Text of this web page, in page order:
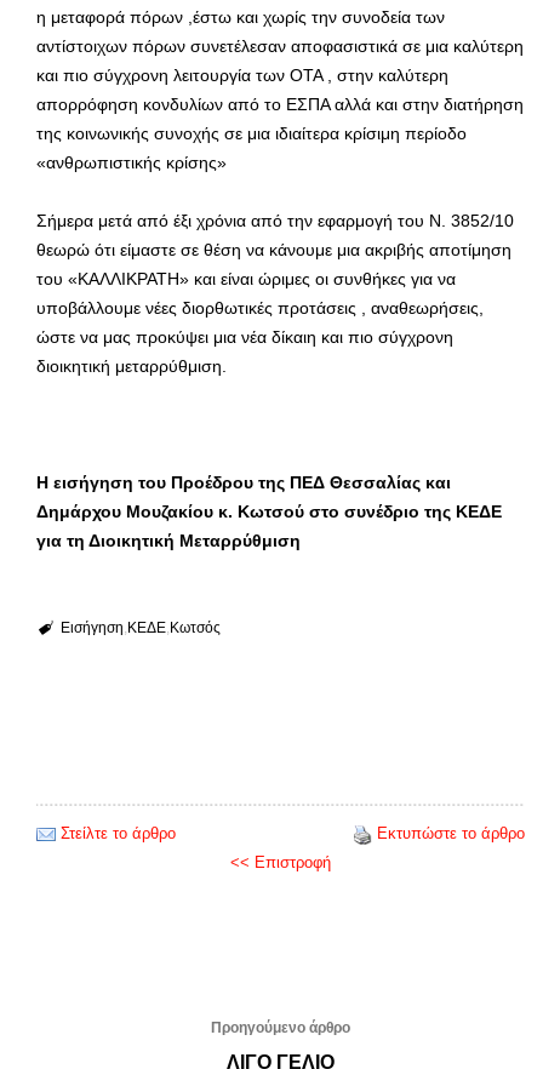
η μεταφορά πόρων ,έστω και χωρίς την συνοδεία των
αντίστοιχων πόρων συνετέλεσαν αποφασιστικά σε μια καλύτερη
και πιο σύγχρονη λειτουργία των ΟΤΑ , στην καλύτερη
απορρόφηση κονδυλίων από το ΕΣΠΑ αλλά και στην διατήρηση
της κοινωνικής συνοχής σε μια ιδιαίτερα κρίσιμη περίοδο
«ανθρωπιστικής κρίσης»
Σήμερα μετά από έξι χρόνια από την εφαρμογή του Ν. 3852/10
θεωρώ ότι είμαστε σε θέση να κάνουμε μια ακριβής αποτίμηση
του «ΚΑΛΛΙΚΡΑΤΗ» και είναι ώριμες οι συνθήκες για να
υποβάλλουμε νέες διορθωτικές προτάσεις , αναθεωρήσεις,
ώστε να μας προκύψει μια νέα δίκαιη και πιο σύγχρονη
διοικητική μεταρρύθμιση.
Η εισήγηση του Προέδρου της ΠΕΔ Θεσσαλίας και
Δημάρχου Μουζακίου κ. Κωτσού στο συνέδριο της ΚΕΔΕ
για τη Διοικητική Μεταρρύθμιση
Εισήγηση ΚΕΔΕ Κωτσός
Στείλτε το άρθρο
Εκτυπώστε το άρθρο
<< Επιστροφή
Προηγούμενο άρθρο
ΛΙΓΟ ΓΕΛΙΟ